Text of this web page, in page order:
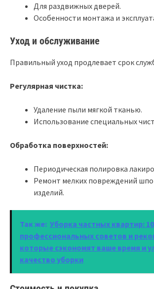
Для раздвижных дверей.
Особенности монтажа и
Уход и обслуживание
Правильный уход продлевает срок
Регулярная чистка:
Удаление пыли мягкой тканью.
Использование специальных
Обработка поверхностей:
Периодическая полировка
Ремонт мелких повреждений
изделий.
Так же: Уборка частных квартир: 10
профессиональных советов и
которые сэкономят ваше время и
качество уборки